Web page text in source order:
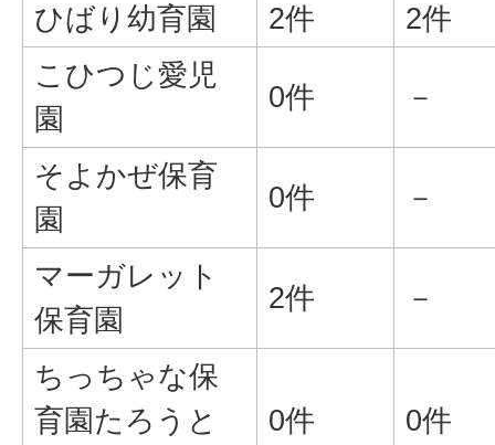
ひばり幼育園
2件
2件
こひつじ愛児
園
0件 －
そよかぜ保育
園
0件 －
マーガレット
保育園
2件 －
ちっちゃな保
育園たろうと
0件 0件